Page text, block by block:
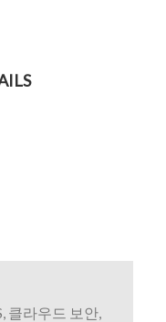
클라우드 보안,